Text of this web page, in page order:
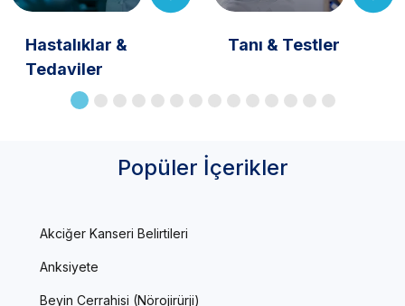
Hastalıklar &
Tedaviler
Tanı & Testler
Popüler İçerikler
Akciğer Kanseri Belirtileri
Anksiyete
Beyin Cerrahisi (Nörojirürji)